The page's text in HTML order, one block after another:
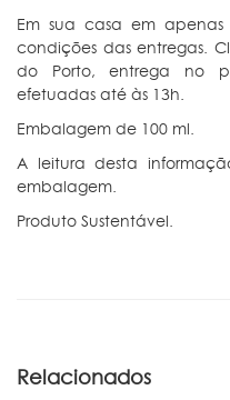
Em sua casa em apenas
condições das entregas.
do Porto, entrega no
efetuadas até às 13h.
Embalagem de 100 ml.
A leitura desta
embalagem.
Produto Sustentável.
Relacionados